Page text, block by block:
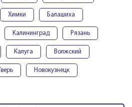
Химки Балашиха
Калининград Рязань
Калуга Волжский
Тверь Новокузнецк